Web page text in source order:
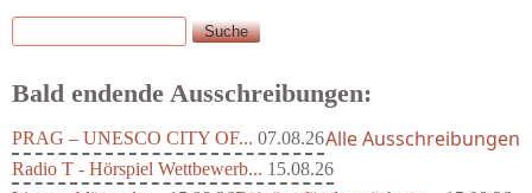
Suchformular
Suche
Bald endende Ausschreibungen:
PRAG – UNESCO CITY OF... 07.08.26
Radio T - Hörspiel Wettbewerb... 15.08.26
Alle Ausschreibungen